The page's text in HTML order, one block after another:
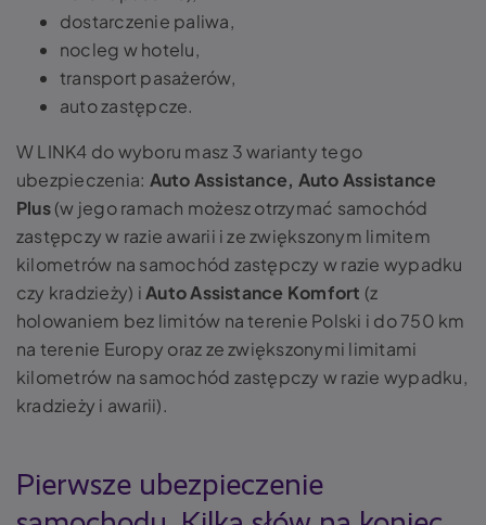
dostarczenie paliwa,
nocleg w hotelu,
transport pasażerów,
auto zastępcze.
W LINK4 do wyboru masz 3 warianty tego
ubezpieczenia: Auto Assistance, Auto Assistance
Plus(w jego ramach możesz otrzymać samochód
zastępczy w razie awarii i ze zwiększonym limitem
kilometrów na samochód zastępczy w razie wypadku
czy kradzieży) iAuto Assistance Komfort (z
holowaniem bez limitów na terenie Polski i do 750 km
na terenie Europy oraz ze zwiększonymi limitami
kilometrów na samochód zastępczy w razie wypadku,
kradzieży i awarii).
Pierwsze ubezpieczenie